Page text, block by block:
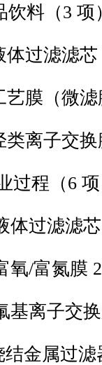
饮料（3 项
体过滤滤
艺膜（微
类离子交换
过程（6
体过滤滤
氧/富氮膜
基离子交
结金属过滤